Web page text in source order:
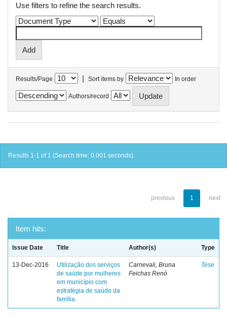
Use filters to refine the search results.
Results/Page | Sort items by In order
Authors/record
Results 1-1 of 1 (Search time: 0.001 seconds).
previous 1 next
Item hits:
Issue Date Title Author(s) Type
13-Dec-2016
Utilização dos serviços
de saúde por mulheres
em município com
estratégia de saúde da
família.
Carnevali, Bruna
Feichas Renó
Tese